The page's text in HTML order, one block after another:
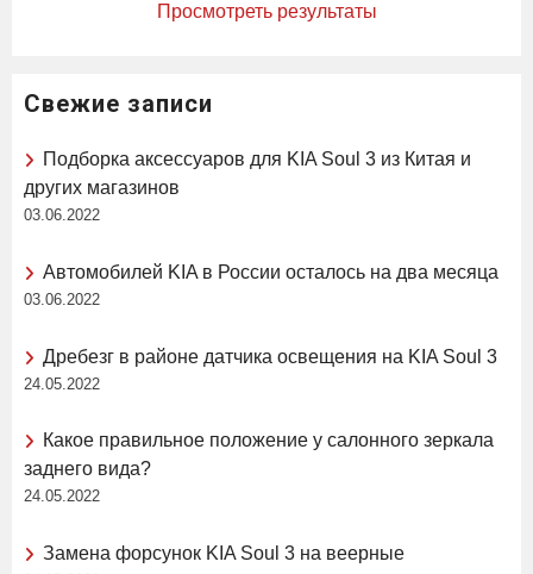
Просмотреть результаты
Свежие записи
Подборка аксессуаров для KIA Soul 3 из Китая и
других магазинов
03.06.2022
Автомобилей KIA в России осталось на два месяца
03.06.2022
Дребезг в районе датчика освещения на KIA Soul 3
24.05.2022
Какое правильное положение у салонного зеркала
заднего вида?
24.05.2022
Замена форсунок KIA Soul 3 на веерные